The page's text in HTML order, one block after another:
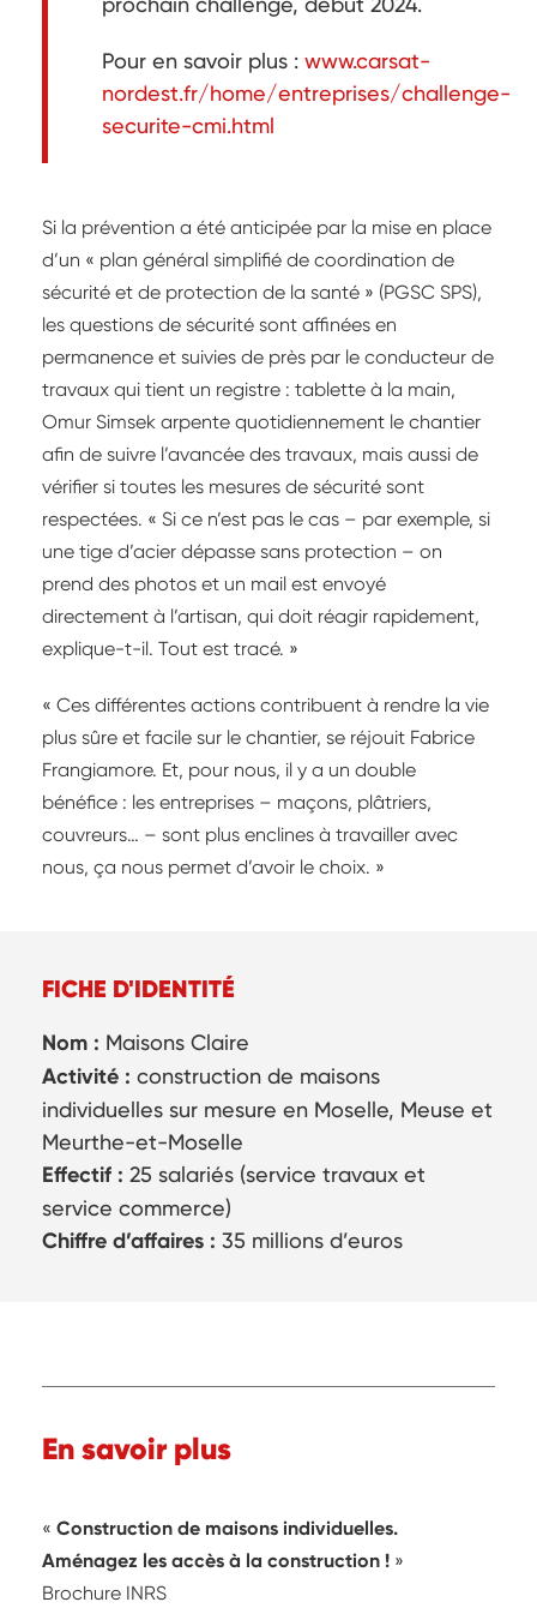
Pour en savoir plus : www.carsat-
nordest.fr/home/entreprises/challenge-
securite-cmi.html
Si la prévention a été anticipée par la mise en place
d’un « plan général simplifié de coordination de
sécurité et de protection de la santé » (PGSC SPS),
les questions de sécurité sont affinées en
permanence et suivies de près par le conducteur de
travaux qui tient un registre : tablette à la main,
Omur Simsek arpente quotidiennement le chantier
afin de suivre l’avancée des travaux, mais aussi de
vérifier si toutes les mesures de sécurité sont
respectées. « Si ce n’est pas le cas – par exemple, si
une tige d’acier dépasse sans protection – on
prend des photos et un mail est envoyé
directement à l’artisan, qui doit réagir rapidement,
explique-t-il. Tout est tracé. »
« Ces différentes actions contribuent à rendre la vie
plus sûre et facile sur le chantier, se réjouit Fabrice
Frangiamore. Et, pour nous, il y a un double
bénéfice : les entreprises – maçons, plâtriers,
couvreurs… – sont plus enclines à travailler avec
nous, ça nous permet d’avoir le choix. »
FICHE D'IDENTITÉ
Nom : Maisons Claire
Activité : construction de maisons
individuelles sur mesure en Moselle, Meuse et
Meurthe-et-Moselle
Effectif : 25 salariés (service travaux et
service commerce)
Chiffre d’affaires : 35 millions d’euros
En savoir plus
Construction de maisons individuelles.
Aménagez les accès à la construction !
Brochure INRS